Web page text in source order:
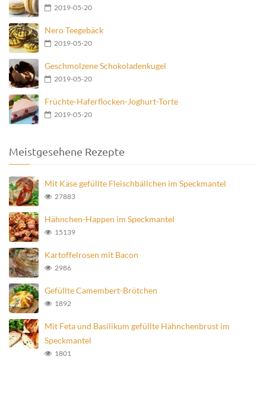
2019-05-20
Nero Teegebäck
2019-05-20
Geschmolzene Schokoladenkugel
2019-05-20
Früchte-Haferflocken-Joghurt-Torte
2019-05-20
Meistgesehene Rezepte
Mit Käse gefüllte Fleischbällchen im Speckmantel
27883
Hähnchen-Happen im Speckmantel
15139
Kartoffelrosen mit Bacon
2986
Gefüllte Camembert-Brötchen
1892
Mit Feta und Basilikum gefüllte Hähnchenbrust im
Speckmantel
1801